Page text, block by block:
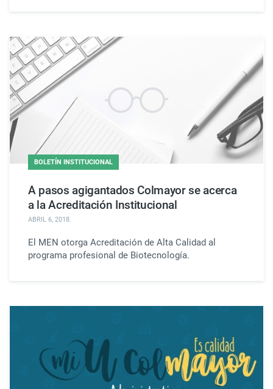
BOLETÍN INSTITUCIONAL
A pasos agigantados Colmayor se acerca
a la Acreditación Institucional
ABRIL 6, 2018.
El MEN otorga Acreditación de Alta Calidad al
programa profesional de Biotecnología.​​​​​​​​​​​​​​